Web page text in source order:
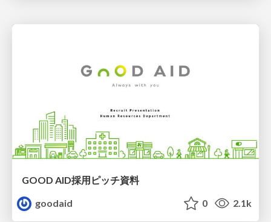
GOOD AID採用ピッチ資料
goodaid
0 2.1k